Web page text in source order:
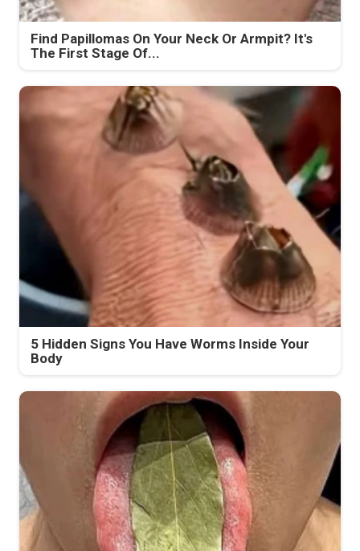
Find Papillomas On Your Neck Or Armpit? It's
The First Stage Of...
5 Hidden Signs You Have Worms Inside Your
Body